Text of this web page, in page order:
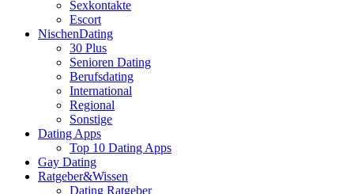
Sexkontakte
Escort
NischenDating
30 Plus
Senioren Dating
Berufsdating
International
Regional
Sonstige
Dating Apps
Top 10 Dating Apps
Gay Dating
Ratgeber&Wissen
Dating Ratgeber